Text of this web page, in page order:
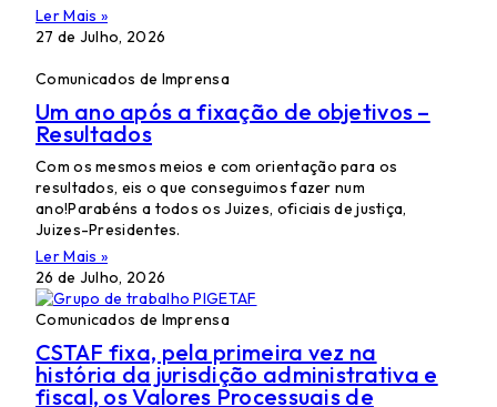
Ler Mais »
27 de Julho, 2026
Comunicados de Imprensa
Um ano após a fixação de objetivos –
Resultados
Com os mesmos meios e com orientação para os
resultados, eis o que conseguimos fazer num
ano!Parabéns a todos os Juizes, oficiais de justiça,
Juizes-Presidentes.
Ler Mais »
26 de Julho, 2026
Comunicados de Imprensa
CSTAF fixa, pela primeira vez na
história da jurisdição administrativa e
fiscal, os Valores Processuais de